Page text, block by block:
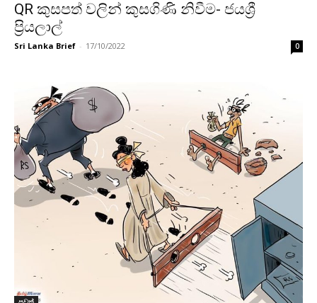
QR කුසපත් වලින් කුසගිණි නිවීම- ජයශ්‍රී
ප්‍රියලාල්
Sri Lanka Brief - 17/10/2022 0